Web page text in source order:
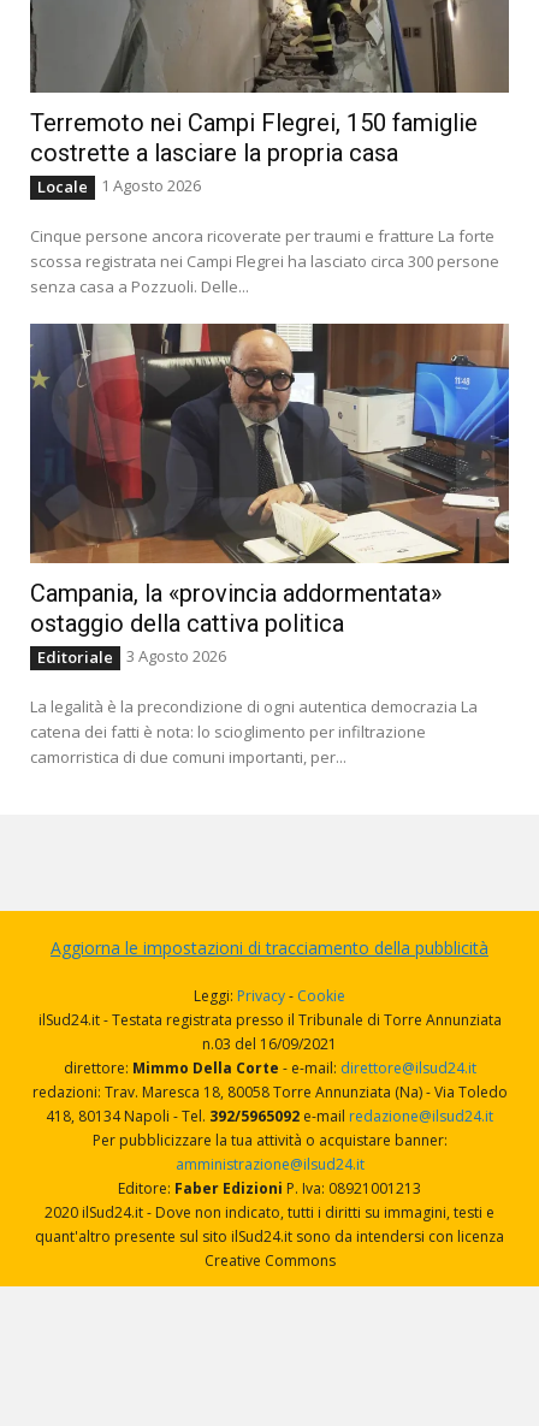
Terremoto nei Campi Flegrei, 150 famiglie
costrette a lasciare la propria casa
Locale 1 Agosto 2026
Cinque persone ancora ricoverate per traumi e fratture La forte
scossa registrata nei Campi Flegrei ha lasciato circa 300 persone
senza casa a Pozzuoli. Delle...
Campania, la «provincia addormentata»
ostaggio della cattiva politica
Editoriale 3 Agosto 2026
La legalità è la precondizione di ogni autentica democrazia La
catena dei fatti è nota: lo scioglimento per infiltrazione
camorristica di due comuni importanti, per...
Aggiorna le impostazioni di tracciamento della pubblicità
Leggi: Privacy- Cookie
ilSud24.it - Testata registrata presso il Tribunale di Torre Annunziata
n.03 del 16/09/2021
direttore: Mimmo Della Corte - e-mail: direttore@ilsud24.it
redazioni: Trav. Maresca 18, 80058 Torre Annunziata (Na) - Via Toledo
418, 80134 Napoli - Tel. 392/5965092 e-mail redazione@ilsud24.it
Per pubblicizzare la tua attività o acquistare banner:
amministrazione@ilsud24.it
Editore: Faber Edizioni P. Iva: 08921001213
2020 ilSud24.it - Dove non indicato, tutti i diritti su immagini, testi e
quant'altro presente sul sito ilSud24.it sono da intendersi con licenza
Creative Commons